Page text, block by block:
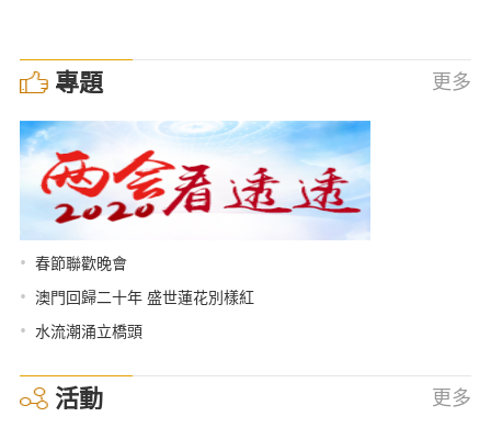
專題 更多
• 春節聯歡晚會
• 澳門回歸二十年 盛世蓮花別樣紅
• 水流潮涌立橋頭
活動 更多